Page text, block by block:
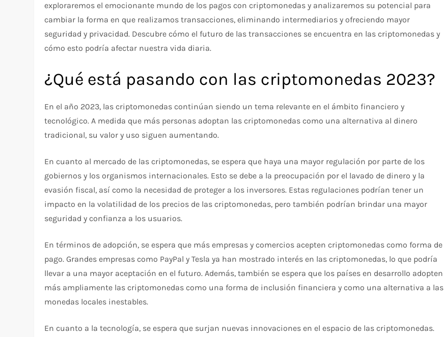
exploraremos el emocionante mundo de los pagos con criptomonedas y analizaremos su potencial para
cambiar la forma en que realizamos transacciones, eliminando intermediarios y ofreciendo mayor
seguridad y privacidad. Descubre cómo el futuro de las transacciones se encuentra en las criptomonedas y
cómo esto podría afectar nuestra vida diaria.
¿Qué está pasando con las criptomonedas 2023?
En el año 2023, las criptomonedas continúan siendo un tema relevante en el ámbito financiero y
tecnológico. A medida que más personas adoptan las criptomonedas como una alternativa al dinero
tradicional, su valor y uso siguen aumentando.
En cuanto al mercado de las criptomonedas, se espera que haya una mayor regulación por parte de los
gobiernos y los organismos internacionales. Esto se debe a la preocupación por el lavado de dinero y la
evasión fiscal, así como la necesidad de proteger a los inversores. Estas regulaciones podrían tener un
impacto en la volatilidad de los precios de las criptomonedas, pero también podrían brindar una mayor
seguridad y confianza a los usuarios.
En términos de adopción, se espera que más empresas y comercios acepten criptomonedas como forma de
pago. Grandes empresas como PayPal y Tesla ya han mostrado interés en las criptomonedas, lo que podría
llevar a una mayor aceptación en el futuro. Además, también se espera que los países en desarrollo adopten
más ampliamente las criptomonedas como una forma de inclusión financiera y como una alternativa a las
monedas locales inestables.
En cuanto a la tecnología, se espera que surjan nuevas innovaciones en el espacio de las criptomonedas.